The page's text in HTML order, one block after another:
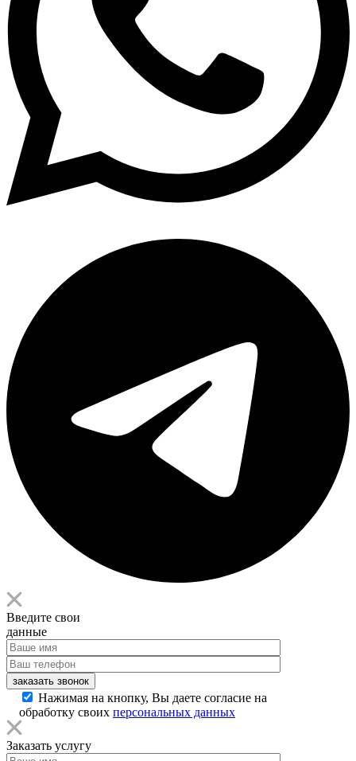
Введите свои
данные
заказать звонок
Нажимая на кнопку, Вы даете согласие на
обработку своих персональных данных
Заказать услугу